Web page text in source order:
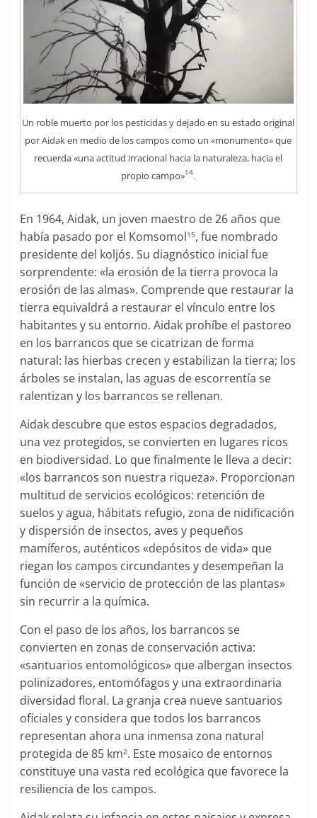
Un roble muerto por los pesticidas y dejado en su estado original
por Aidak en medio de los campos como un «monumento» que
recuerda «una actitud irracional hacia la naturaleza, hacia el
propio campo»14.
En 1964, Aidak, un joven maestro de 26 años que
había pasado por el Komsomol15, fue nombrado
presidente del koljós. Su diagnóstico inicial fue
sorprendente: «la erosión de la tierra provoca la
erosión de las almas». Comprende que restaurar la
tierra equivaldrá a restaurar el vínculo entre los
habitantes y su entorno. Aidak prohíbe el pastoreo
en los barrancos que se cicatrizan de forma
natural: las hierbas crecen y estabilizan la tierra; los
árboles se instalan, las aguas de escorrentía se
ralentizan y los barrancos se rellenan.
Aidak descubre que estos espacios degradados,
una vez protegidos, se convierten en lugares ricos
en biodiversidad. Lo que finalmente le lleva a decir:
«los barrancos son nuestra riqueza». Proporcionan
multitud de servicios ecológicos: retención de
suelos y agua, hábitats refugio, zona de nidificación
y dispersión de insectos, aves y pequeños
mamíferos, auténticos «depósitos de vida» que
riegan los campos circundantes y desempeñan la
función de «servicio de protección de las plantas»
sin recurrir a la química.
Con el paso de los años, los barrancos se
convierten en zonas de conservación activa:
«santuarios entomológicos» que albergan insectos
polinizadores, entomófagos y una extraordinaria
diversidad floral. La granja crea nueve santuarios
oficiales y considera que todos los barrancos
representan ahora una inmensa zona natural
protegida de 85 km2. Este mosaico de entornos
constituye una vasta red ecológica que favorece la
resiliencia de los campos.